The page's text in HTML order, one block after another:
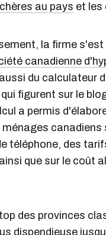
au pays et les
la firme s'est
canadienne
du calculateur
figurent sur le
a permis
canadiens
téléphone, des
que sur le coût
des provinces
dispendieuse